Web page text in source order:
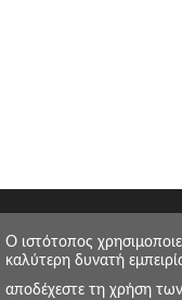
O ιστότοπος
καλύτερη δυνατή
αποδέχεστε τη χρήση